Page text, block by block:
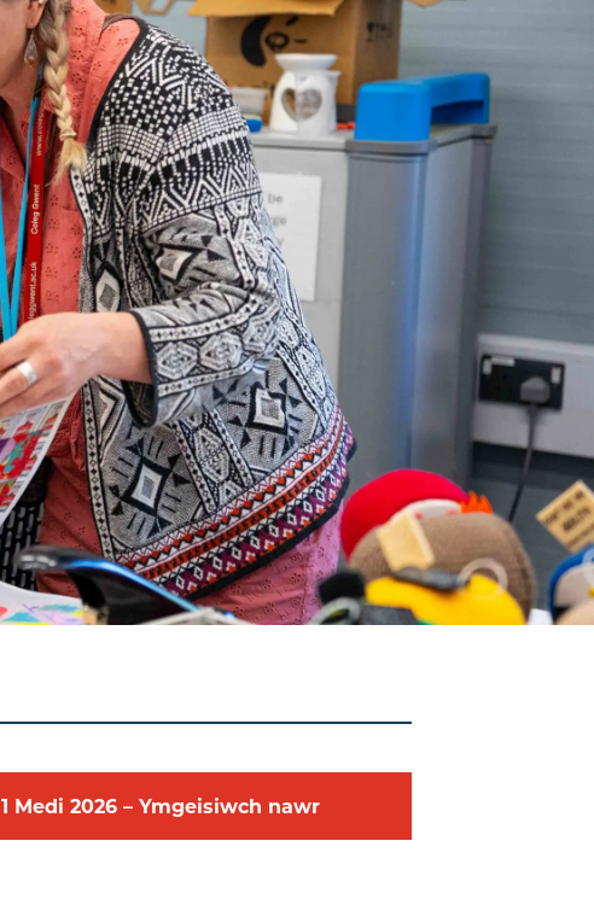
1 Medi 2026 – Ymgeisiwch nawr